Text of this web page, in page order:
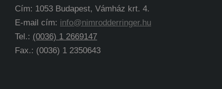
Cím: 1053 Budapest, Vámház krt. 4.
E-mail cím: info@nimrodderringer.hu
Tel.: (0036) 1 2669147
Fax.: (0036) 1 2350643